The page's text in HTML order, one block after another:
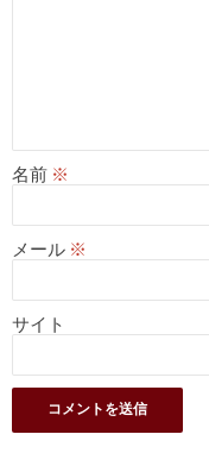
名前 ※
メール ※
サイト